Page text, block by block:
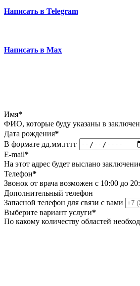
Написать в Telegram
Написать в Max
Имя*
ФИО, которые буду указаны в
Дата рождения*
В формате дд.мм.гггг
E-mail*
На этот адрес будет выслано
Телефон*
Звонок от врача возможен с 10:00 до
Дополнительный телефон
Запасной телефон для связи с вами
Выберите вариант услуги*
По какому количеству областей